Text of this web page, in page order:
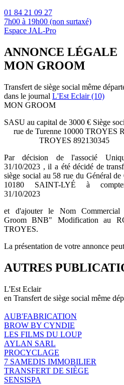
01 84 21 09 27
7h00 à 19h00 (non surtaxé)
Espace JAL-Pro
ANNONCE LÉGALE
MON GROOM
Transfert de siège social même
dans le journal L'Est Eclair (10)
MON GROOM
SASU au capital de 3000 € Siège
rue de Turenne 10000 TROYES
TROYES 892130345
Par décision de l'associé
31/10/2023 , il a été décidé de
siège social au 58 rue du Général de
10180 SAINT-LYÉ à
31/10/2023
et d'ajouter le Nom
Groom BNB" Modification au
TROYES.
La présentation de votre annonce
AUTRES
L'Est Eclair
en Transfert de siège social même
AUB'FABRICATION
BROW BY CYNDIE
LES FILMS DU LOUP
AYLAN SARL
PROCYCLAGE
7 SAMEDIS IMMOBILIER
TRANSFERT DE SIÈGE
SENSISPA